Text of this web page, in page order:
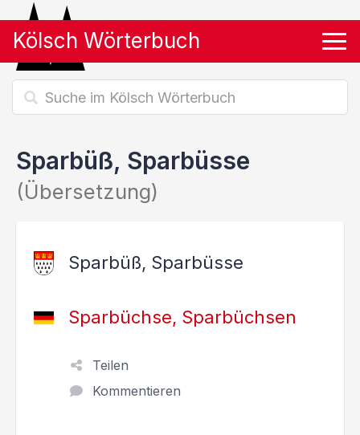
Kölsch Wörterbuch
Sparbüß, Sparbüsse
(Übersetzung)
Sparbüß, Sparbüsse
Sparbüchse, Sparbüchsen
Teilen
Kommentieren